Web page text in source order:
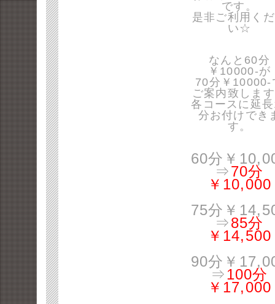
です。
是非ご利用く
い☆
なんと60分
￥10000-が
70分￥10000-
ご案内致しま
各コースに延
分お付けでき
す。
60分￥
⇒70分
￥10,000
75分￥
⇒85分
￥14,500
90分￥
⇒100分
￥17,000